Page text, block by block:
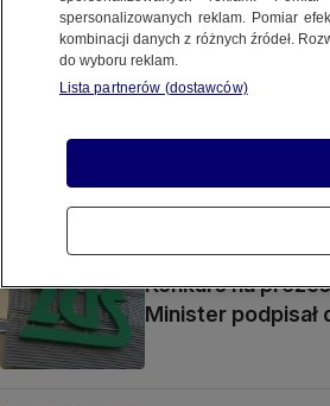
Były szef KNF
"frankowiczów"
Ministerstwo: do
podatnicy
Konkurs na
Minister podpisał
spersonalizowanych reklam. Pomiar
kombinacji danych z różnych źródeł.
do wyboru reklam.
Lista partnerów (dostawców)